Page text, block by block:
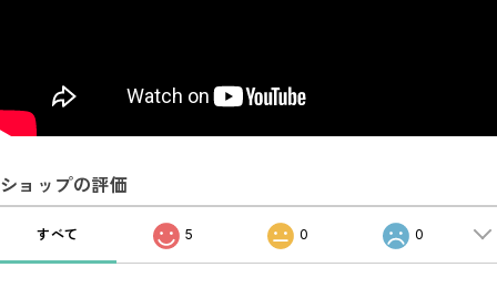
ショップの評価
すべて 5 0 0